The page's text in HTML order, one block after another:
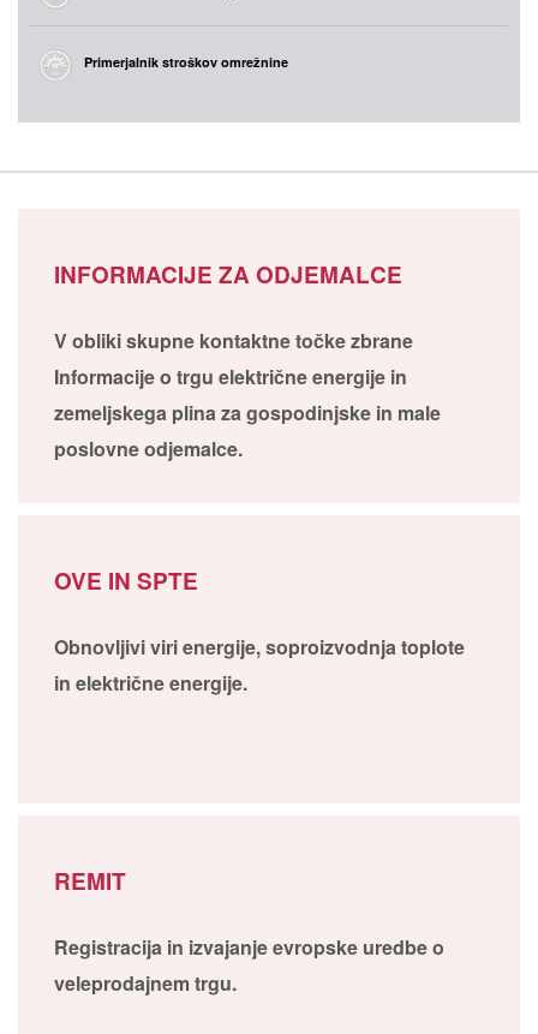
Primerjalnik stroškov omrežnine
INFORMACIJE ZA ODJEMALCE
V obliki skupne kontaktne točke zbrane
Informacije o trgu električne energije in
zemeljskega plina za gospodinjske in male
poslovne odjemalce.
OVE IN SPTE
Obnovljivi viri energije, soproizvodnja toplote
in električne energije.
REMIT
Registracija in izvajanje evropske uredbe o
veleprodajnem trgu.